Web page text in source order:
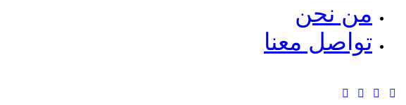
من نحن
تواصل معنا